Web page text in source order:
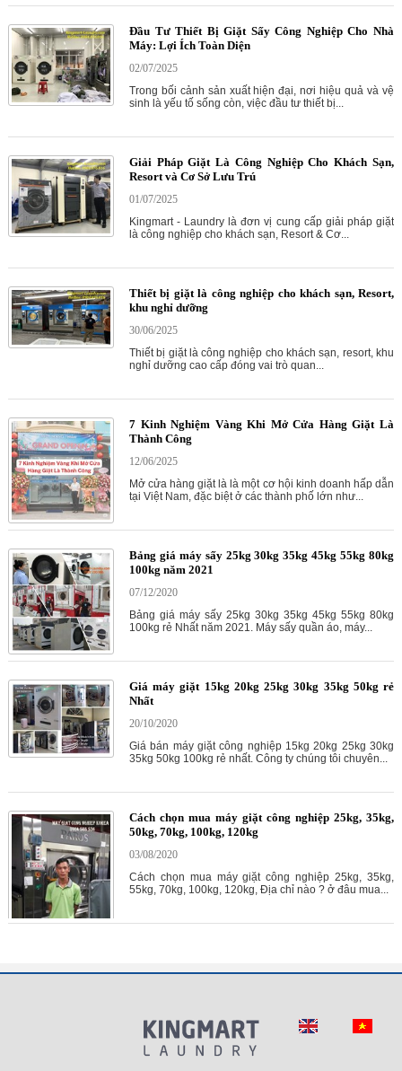
Đầu Tư Thiết Bị Giặt Sấy Công Nghiệp Cho Nhà
Máy: Lợi Ích Toàn Diện
02/07/2025
Trong bối cảnh sản xuất hiện đại, nơi hiệu quả và vệ
sinh là yếu tố sống còn, việc đầu tư thiết bị...
Giải Pháp Giặt Là Công Nghiệp Cho Khách Sạn,
Resort và Cơ Sở Lưu Trú
01/07/2025
Kingmart - Laundry là đơn vị cung cấp giải pháp giặt
là công nghiệp cho khách sạn, Resort & Cơ...
Thiết bị giặt là công nghiệp cho khách sạn, Resort,
khu nghỉ dưỡng
30/06/2025
Thiết bị giặt là công nghiệp cho khách sạn, resort, khu
nghỉ dưỡng cao cấp đóng vai trò quan...
7 Kinh Nghiệm Vàng Khi Mở Cửa Hàng Giặt Là
Thành Công
12/06/2025
Mở cửa hàng giặt là là một cơ hội kinh doanh hấp dẫn
tại Việt Nam, đặc biệt ở các thành phố lớn như...
Bảng giá máy sấy 25kg 30kg 35kg 45kg 55kg 80kg
100kg năm 2021
07/12/2020
Bảng giá máy sấy 25kg 30kg 35kg 45kg 55kg 80kg
100kg rẻ Nhất năm 2021. Máy sấy quần áo, máy...
Giá máy giặt 15kg 20kg 25kg 30kg 35kg 50kg rẻ
Nhất
20/10/2020
Giá bán máy giặt công nghiệp 15kg 20kg 25kg 30kg
35kg 50kg 100kg rẻ nhất. Công ty chúng tôi chuyên...
Cách chọn mua máy giặt công nghiệp 25kg, 35kg,
50kg, 70kg, 100kg, 120kg
03/08/2020
Cách chọn mua máy giặt công nghiệp 25kg, 35kg,
55kg, 70kg, 100kg, 120kg, Địa chỉ nào ? ở đâu mua...